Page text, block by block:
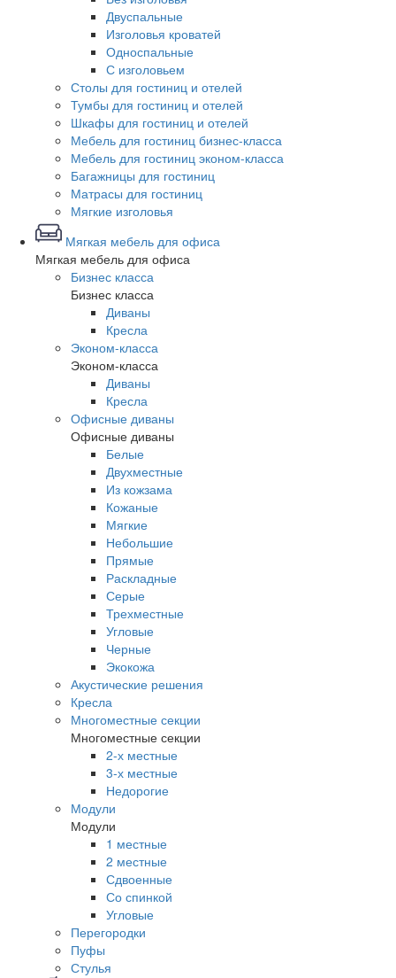
Двуспальные
Изголовья кроватей
Односпальные
С изголовьем
Столы для гостиниц и отелей
Тумбы для гостиниц и отелей
Шкафы для гостиниц и отелей
Мебель для гостиниц бизнес-класса
Мебель для гостиниц эконом-класса
Багажницы для гостиниц
Матрасы для гостиниц
Мягкие изголовья
Мягкая мебель для офиса
Мягкая мебель для офиса
Бизнес класса
Бизнес класса
Диваны
Кресла
Эконом-класса
Эконом-класса
Диваны
Кресла
Офисные диваны
Офисные диваны
Белые
Двухместные
Из кожзама
Кожаные
Мягкие
Небольшие
Прямые
Раскладные
Серые
Трехместные
Угловые
Черные
Экокожа
Акустические решения
Кресла
Многоместные секции
Многоместные секции
2-х местные
3-х местные
Недорогие
Модули
Модули
1 местные
2 местные
Сдвоенные
Со спинкой
Угловые
Перегородки
Пуфы
Стулья